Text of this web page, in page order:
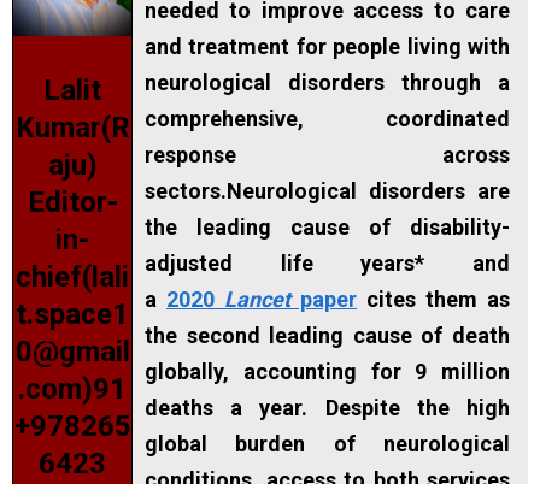
Lalit
Kumar(R
aju)
Editor-
in-
chief(lali
t.space1
0@gmail
.com)91
+978265
6423
needed to improve access to care
and treatment for people living with
neurological disorders through a
comprehensive, coordinated
response across
sectors.Neurological disorders are
the leading cause of disability-
adjusted life years* and
a 2020 Lancetpaper cites them as
the second leading cause of death
globally, accounting for 9 million
deaths a year. Despite the high
global burden of neurological